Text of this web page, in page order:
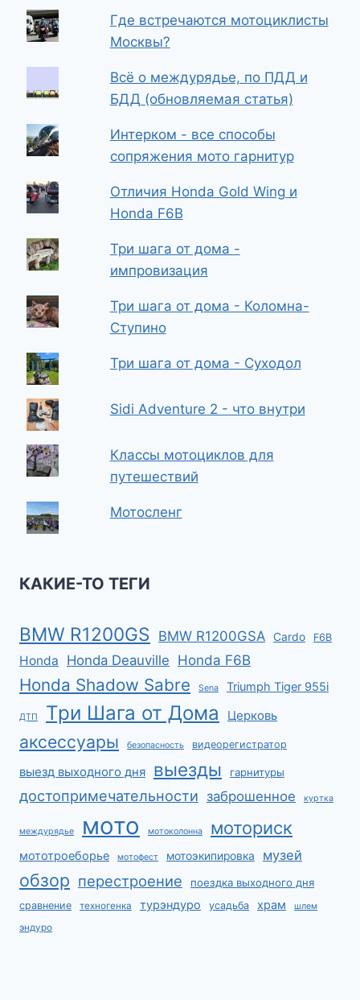
Где встречаются мотоциклисты
Москвы?
Всё о междурядье, по ПДД и
БДД (обновляемая статья)
Интерком - все способы
сопряжения мото гарнитур
Отличия Honda Gold Wing и
Honda F6B
Три шага от дома -
импровизация
Три шага от дома - Коломна-
Ступино
Три шага от дома - Суходол
Sidi Adventure 2 - что внутри
Классы мотоциклов для
путешествий
Мотосленг
КАКИЕ-ТО ТЕГИ
BMW R1200GS BMW R1200GSA Cardo F6B
Honda Honda Deauville Honda F6B
Honda Shadow Sabre Sena Triumph Tiger 955i
ДТП Три Шага от Дома Церковь
аксессуары безопасность видеорегистратор
выезд выходного дня выезды гарнитуры
достопримечательности заброшенное куртка
междурядье мото мотоколонна моториск
мототроеборье мотофест мотоэкипировка музей
обзор перестроение поездка выходного дня
сравнение техногенка турэндуро усадьба храм шлем
эндуро